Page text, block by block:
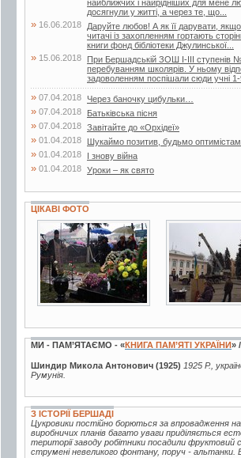
найближчих і найрідніших для мене
досягнули у житті, а через те, що...
» 16.06.2018
Даруйте любов! А як її дарувати,
читачі із захопленням гортають
книги фонд бібліотеки Джулинської...
» 15.06.2018
При Бершадській ЗОШ І-ІІІ ступенів
перебуванням школярів. У ньому
задоволенням поспішали сюди учні 1-
» 07.04.2018 Через баночку цибульки…
» 07.04.2018 Батьківська пісня
» 07.04.2018 Завітайте до «Орхідеї»
» 01.04.2018 Шукаймо позитив, будьмо
» 01.04.2018 І знову війна
» 01.04.2018 Уроки – як свято
ЦІКАВІ ФОТО
10 фото
МИ - ПАМ’ЯТАЄМО - «КНИГА ПАМ’ЯТІ УКРАЇНИ» /
Шиндир Микола Антонович (1925) 1925 Р.,
Румунія.
З ІСТОРІЇ БЕРШАДІ
Цукровики постійно борються за впровадження
виробничих планів багато уваги приділяється
території заводу робітники посадили
струмені невеликого фонтану, поруч - альтанки. В